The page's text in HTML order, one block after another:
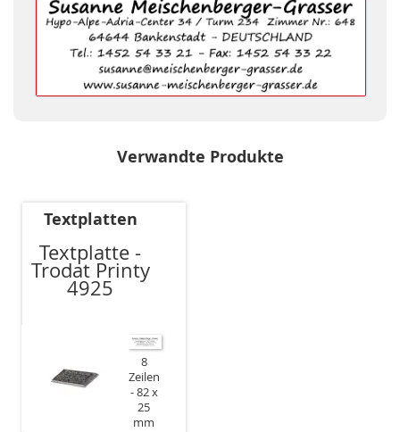
Verwandte Produkte
Textplatten
Textplatte -
Trodat Printy
4925
8
Zeilen
82 x
25
mm